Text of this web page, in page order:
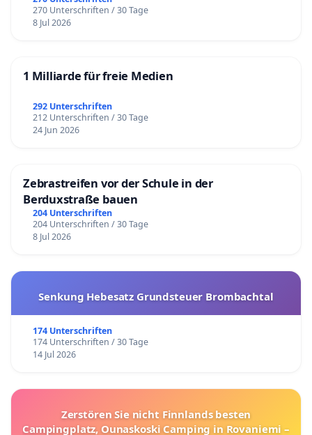
270 Unterschriften / 30 Tage
8 Jul 2026
1 Milliarde für freie Medien
292 Unterschriften
212 Unterschriften / 30 Tage
24 Jun 2026
Zebrastreifen vor der Schule in der
Berduxstraße bauen
204 Unterschriften
204 Unterschriften / 30 Tage
8 Jul 2026
Senkung Hebesatz Grundsteuer Brombachtal
174 Unterschriften
174 Unterschriften / 30 Tage
14 Jul 2026
Zerstören Sie nicht Finnlands besten
Campingplatz, Ounaskoski Camping in Rovaniemi –